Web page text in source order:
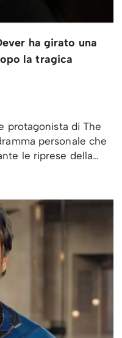
ha girato una
la tragica
protagonista di The
personale che
le riprese della…